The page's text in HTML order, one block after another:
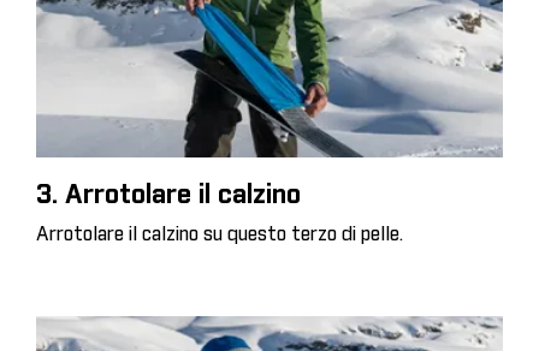
3. Arrotolare il calzino
Arrotolare il calzino su questo terzo di pelle.